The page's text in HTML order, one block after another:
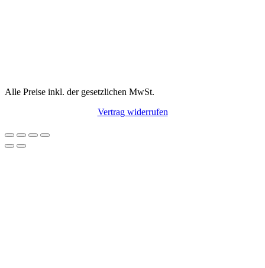
Alle Preise inkl. der gesetzlichen MwSt.
Vertrag widerrufen